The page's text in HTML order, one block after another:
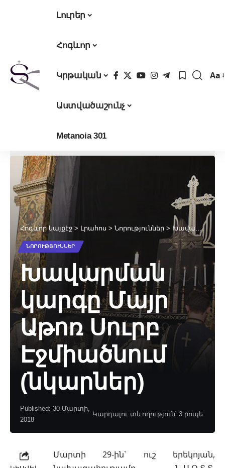
Լուրեր
Հոգևոր
Կրթական
Աստվածաշունչ
Metanoia 301
Aa
Հոգևոր կայքէջ > Լրահոս > Նորություններ > Խավարման կարգը Մայր Աթոռ Սուրբ Էջմիածնում (նկարներ)
ՆՈՐՈՒԹՅՈՒՆՆԵՐ
Խավարման
կարգը Մայր
Աթոռ Սուրբ
Էջմիածնում
(նկարներ)
Published: 30 Մարտի,
2018
Կարդալու տևողություն՝ 3 րոպե:
Մարտի 29-ին` ուշ երեկոյան,